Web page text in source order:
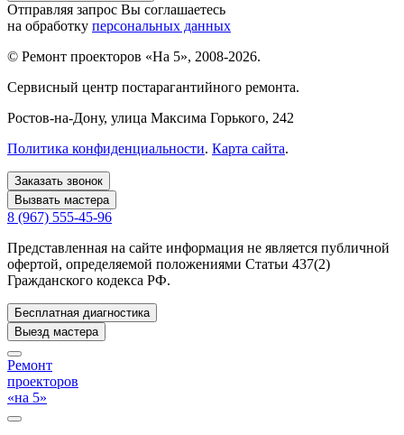
Отправляя запрос Вы соглашаетесь
на обработку персональных данных
© Ремонт проекторов «На 5», 2008-2026.
Сервисный центр постарагантийного ремонта.
Ростов-на-Дону, улица Максима Горького, 242
Политика конфиденциальности. Карта сайта.
Заказать звонок
Вызвать мастера
8 (967) 555-45-96
Представленная на сайте информация не является публичной
офертой, определяемой положениями Статьи 437(2)
Гражданского кодекса РФ.
Бесплатная диагностика
Выезд мастера
Ремонт
проекторов
«на 5»